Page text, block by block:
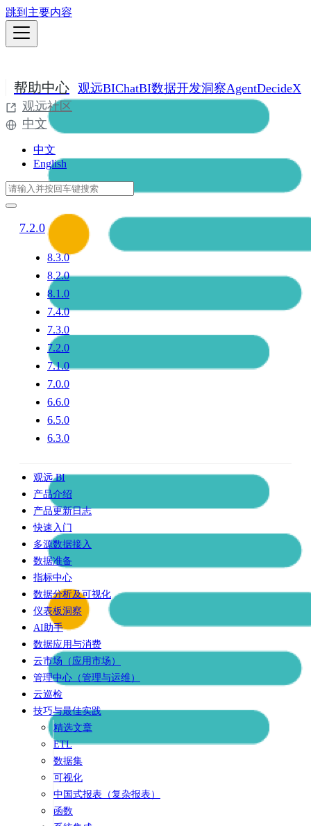
跳到主要内容
帮助中心 观远BIChatBI数据开发洞察AgentDecideX
观远社区
中文
中文
English
7.2.0
8.3.0
8.2.0
8.1.0
7.4.0
7.3.0
7.2.0
7.1.0
7.0.0
6.6.0
6.5.0
6.3.0
观远 BI
产品介绍
产品更新日志
快速入门
多源数据接入
数据准备
指标中心
数据分析及可视化
仪表板洞察
AI助手
数据应用与消费
云市场（应用市场）
管理中心（管理与运维）
云巡检
技巧与最佳实践
精选文章
ETL
数据集
可视化
中国式报表（复杂报表）
函数